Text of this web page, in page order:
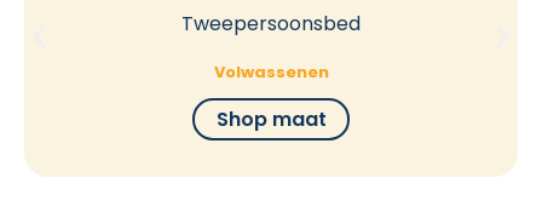
Tweepersoonsbed
Volwassenen
Shop maat